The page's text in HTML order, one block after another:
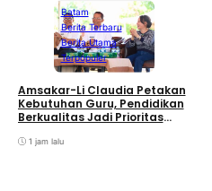
Batam
Berita Terbaru
Berita Utama
Terpopuler
Amsakar-Li Claudia Petakan
Kebutuhan Guru, Pendidikan
Berkualitas Jadi Prioritas
1 jam lalu